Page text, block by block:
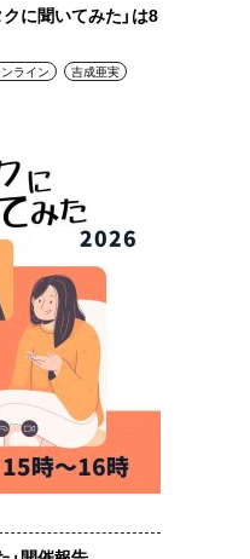
クに聞いてみた」は8
ライン 吉成亜実